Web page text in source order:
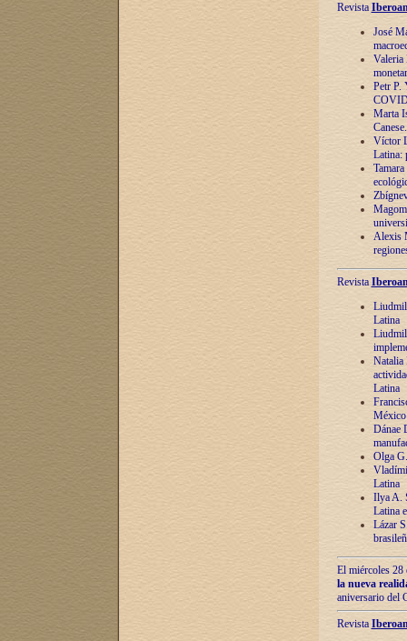
Revista
José
Valeria
Petr P.
Marta
Víctor
Latina:
Alexis
Revista
Latina
Natalia
Latina
México
Dánae
Olga
Latina
Ilya A.
Latina
Lázar
El miércoles 28
la nueva
aniversario del
Revista